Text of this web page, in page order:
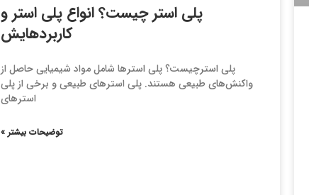
پلی استر چیست؟ انواع پلی استر و
کاربردهایش
پلی استرچیست؟ پلی استرها شامل مواد شیمیایی حاصل از
واكنش‌های طبیعی هستند. پلی استرهای طبیعی و برخی از پلی
استرهای
توضیحات بیشتر »